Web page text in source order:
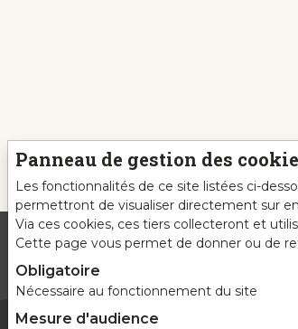
Panneau de gestion des
Les fonctionnalités de ce site listées ci-
permettront de visualiser directement sur
Via ces cookies, ces tiers collecteront et
Cette page vous permet de donner ou de
Obligatoire
Nécessaire au fonctionnement du site
Mesure d'audience